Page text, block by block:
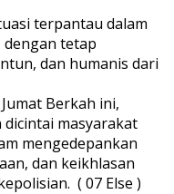
terpantau dalam
dengan tetap
dan humanis dari
Berkah ini,
masyarakat
mengedepankan
dan keikhlasan
( 07 Else )